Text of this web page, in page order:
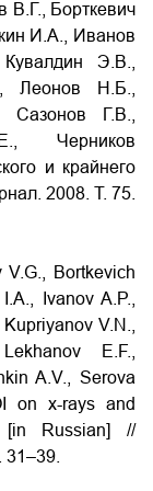
Борткевич
И.А., Иванов
Э.В.,
Леонов Н.Б.,
Г.В.,
Черников
и крайнего
2008. Т. 75.
Bortkevich
Ivanov A.P.,
V.N.,
E.F.,
A.V., Serova
on x-rays and
[in Russian] //